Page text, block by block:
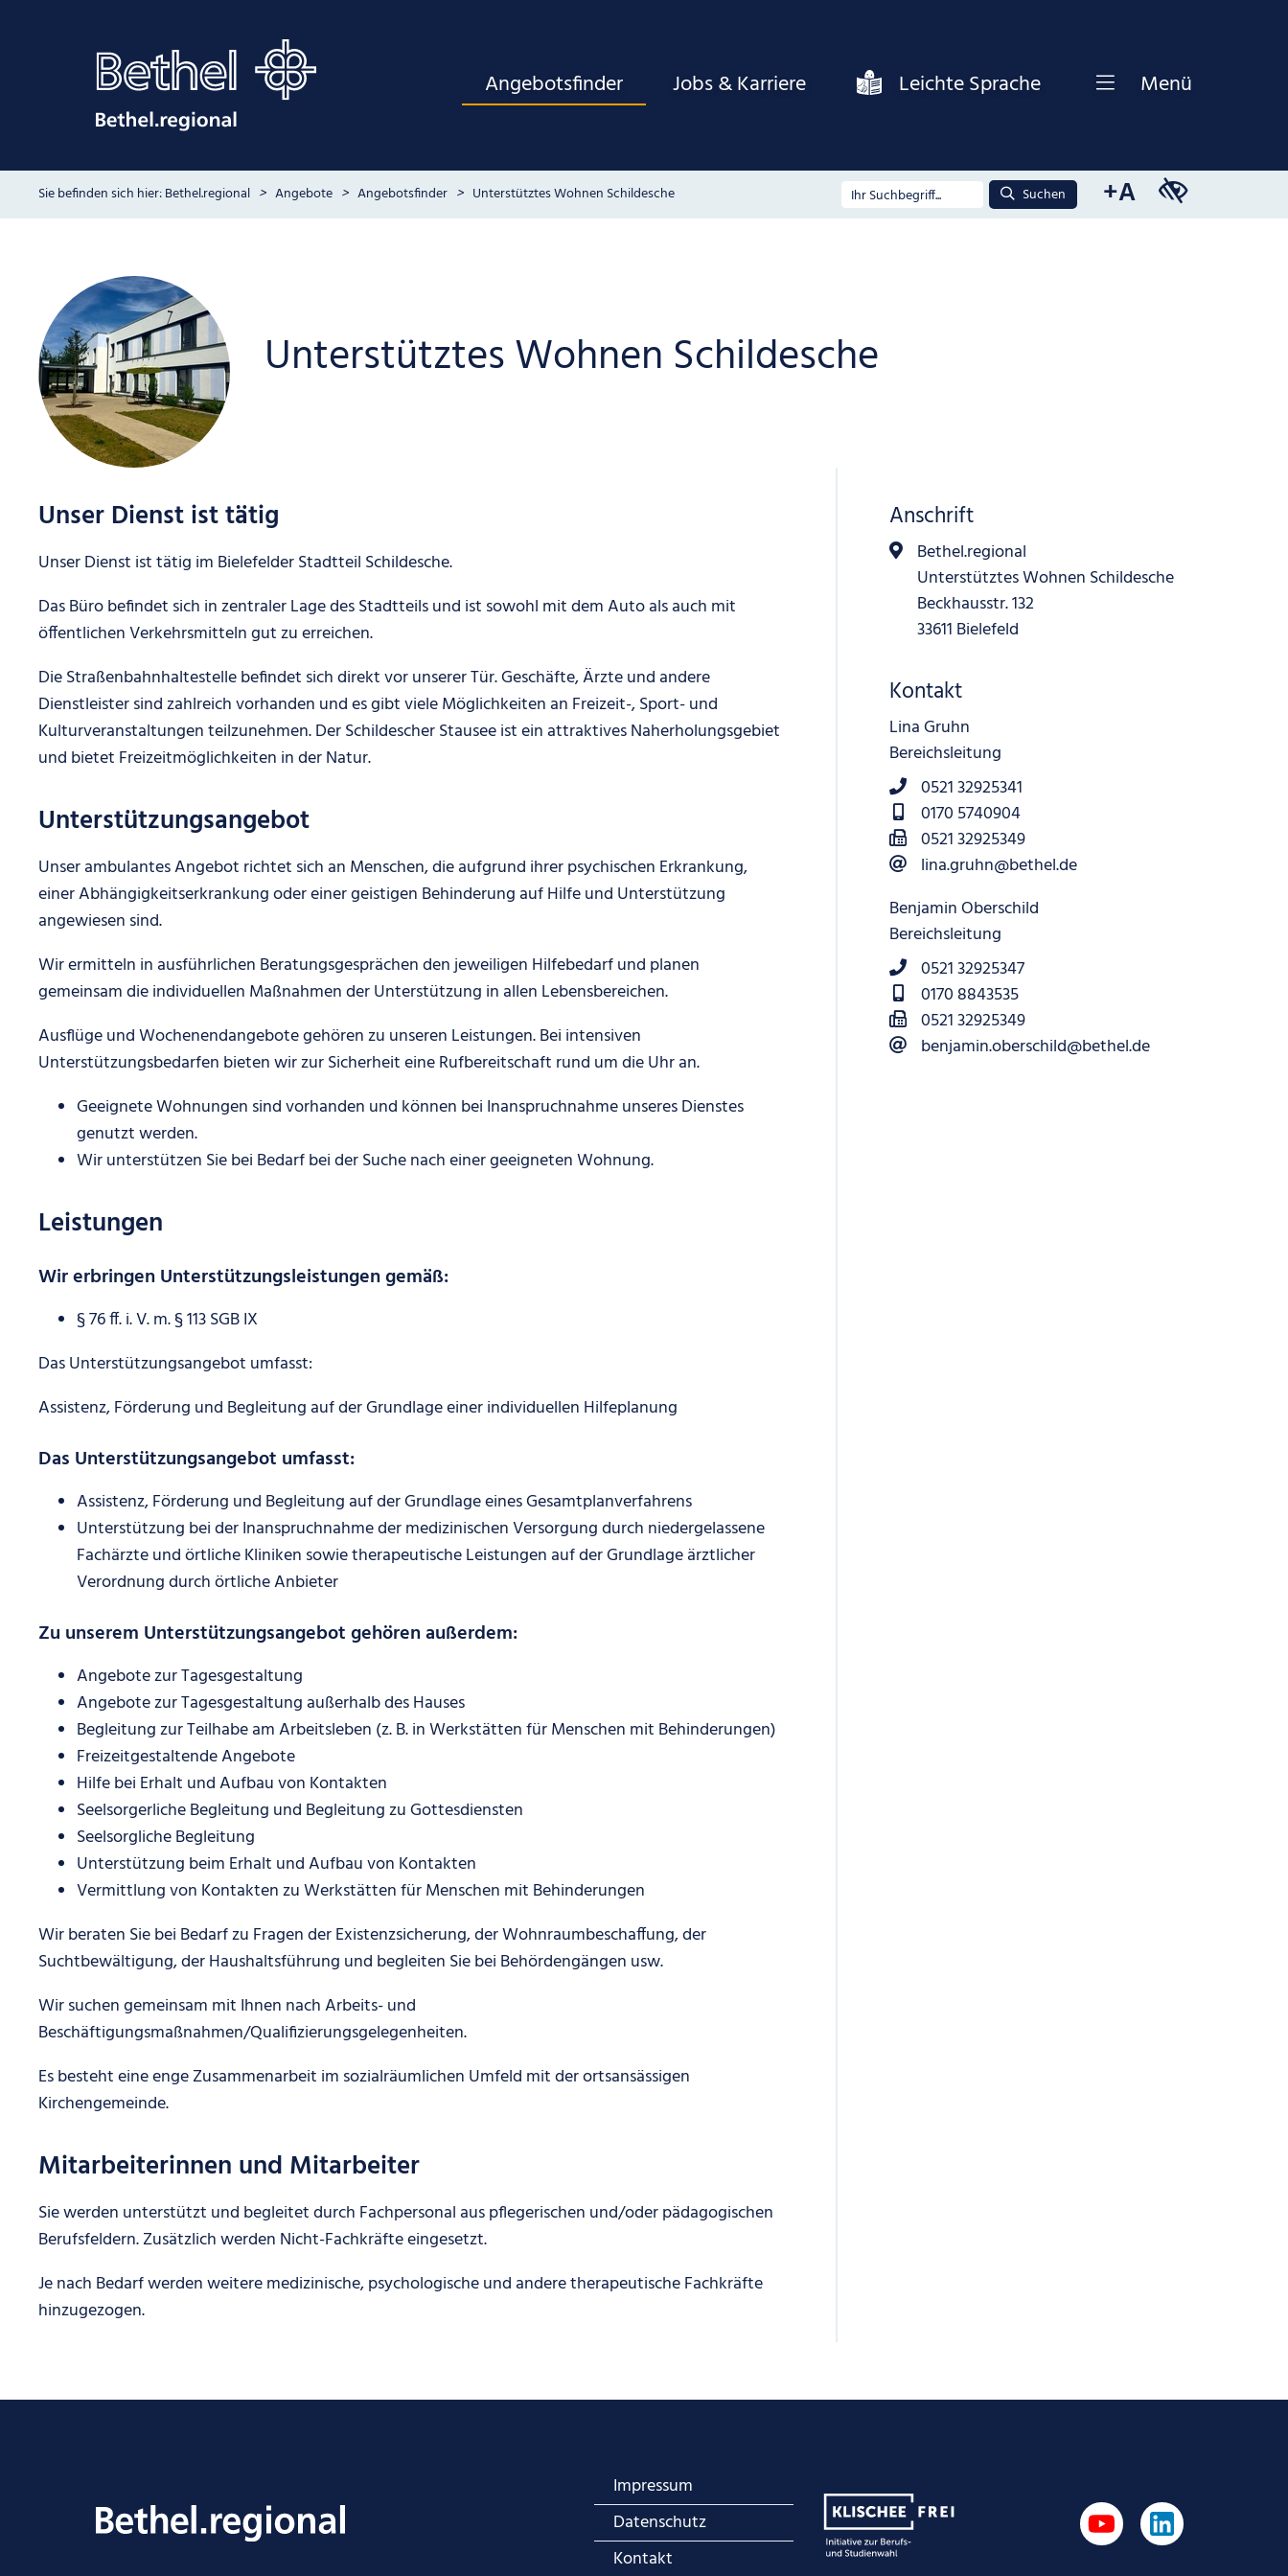
Angebotsfinder Jobs & Karriere Leichte Sprache Menü
Bethel.regional Angebote Angebotsfinder Unterstütztes Wohnen Schildesche Suchen +A
Unterstütztes Wohnen Schildesche
Unser Dienst ist tätig
Unser Dienst ist tätig im Bielefelder Stadtteil Schildesche.
Das Büro befindet sich in zentraler Lage des Stadtteils und ist sowohl mit dem Auto als auch mit
öffentlichen Verkehrsmitteln gut zu erreichen.
Die Straßenbahnhaltestelle befindet sich direkt vor unserer Tür. Geschäfte, Ärzte und andere
Dienstleister sind zahlreich vorhanden und es gibt viele Möglichkeiten an Freizeit-, Sport- und
Kulturveranstaltungen teilzunehmen. Der Schildescher Stausee ist ein attraktives Naherholungsgebiet
und bietet Freizeitmöglichkeiten in der Natur.
Unterstützungsangebot
Unser ambulantes Angebot richtet sich an Menschen, die aufgrund ihrer psychischen Erkrankung,
einer Abhängigkeitserkrankung oder einer geistigen Behinderung auf Hilfe und Unterstützung
angewiesen sind.
Wir ermitteln in ausführlichen Beratungsgesprächen den jeweiligen Hilfebedarf und planen
gemeinsam die individuellen Maßnahmen der Unterstützung in allen Lebensbereichen.
Ausflüge und Wochenendangebote gehören zu unseren Leistungen. Bei intensiven
Unterstützungsbedarfen bieten wir zur Sicherheit eine Rufbereitschaft rund um die Uhr an.
Geeignete Wohnungen sind vorhanden und können bei Inanspruchnahme unseres Dienstes
genutzt werden.
Wir unterstützen Sie bei Bedarf bei der Suche nach einer geeigneten Wohnung.
Leistungen
Wir erbringen Unterstützungsleistungen gemäß:
§ 76 ff. i. V. m. § 113 SGB IX
Das Unterstützungsangebot umfasst:
Assistenz, Förderung und Begleitung auf der Grundlage einer individuellen Hilfeplanung
Das Unterstützungsangebot umfasst:
Assistenz, Förderung und Begleitung auf der Grundlage eines Gesamtplanverfahrens
Unterstützung bei der Inanspruchnahme der medizinischen Versorgung durch niedergelassene
Fachärzte und örtliche Kliniken sowie therapeutische Leistungen auf der Grundlage ärztlicher
Verordnung durch örtliche Anbieter
Zu unserem Unterstützungsangebot gehören außerdem:
Angebote zur Tagesgestaltung
Angebote zur Tagesgestaltung außerhalb des Hauses
Begleitung zur Teilhabe am Arbeitsleben (z. B. in Werkstätten für Menschen mit Behinderungen)
Freizeitgestaltende Angebote
Hilfe bei Erhalt und Aufbau von Kontakten
Seelsorgerliche Begleitung und Begleitung zu Gottesdiensten
Seelsorgliche Begleitung
Unterstützung beim Erhalt und Aufbau von Kontakten
Vermittlung von Kontakten zu Werkstätten für Menschen mit Behinderungen
Wir beraten Sie bei Bedarf zu Fragen der Existenzsicherung, der Wohnraumbeschaffung, der
Suchtbewältigung, der Haushaltsführung und begleiten Sie bei Behördengängen usw.
Wir suchen gemeinsam mit Ihnen nach Arbeits- und
Beschäftigungsmaßnahmen/Qualifizierungsgelegenheiten.
Es besteht eine enge Zusammenarbeit im sozialräumlichen Umfeld mit der ortsansässigen
Kirchengemeinde.
Mitarbeiterinnen und Mitarbeiter
Sie werden unterstützt und begleitet durch Fachpersonal aus pflegerischen und/oder pädagogischen
Berufsfeldern. Zusätzlich werden Nicht-Fachkräfte eingesetzt.
Je nach Bedarf werden weitere medizinische, psychologische und andere therapeutische Fachkräfte
hinzugezogen.
Anschrift
Bethel.regional
Unterstütztes Wohnen Schildesche
Beckhausstr. 132
33611 Bielefeld
Kontakt
Lina Gruhn
Bereichsleitung
0521 32925341
0170 5740904
0521 32925349
lina.gruhn@bethel.de
Benjamin Oberschild
Bereichsleitung
0521 32925347
0170 8843535
0521 32925349
benjamin.oberschild@bethel.de
Impressum
Datenschutz
Kontakt